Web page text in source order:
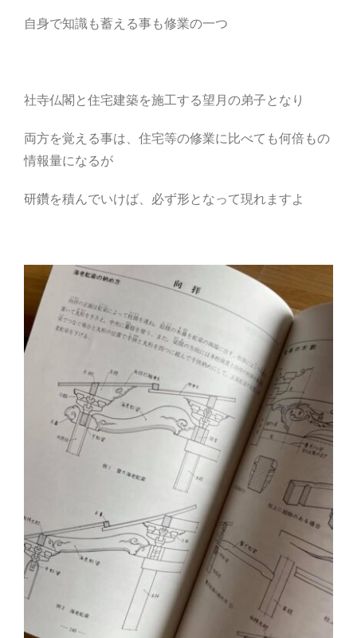
自身で知識も蓄える事も修業の一つ
社寺仏閣と住宅建築を施工する望月の弟子となり
両方を覚える事は、住宅等の修業に比べても何倍もの
情報量になるが
研鑽を積んでいけば、必ず形となって現れますよ